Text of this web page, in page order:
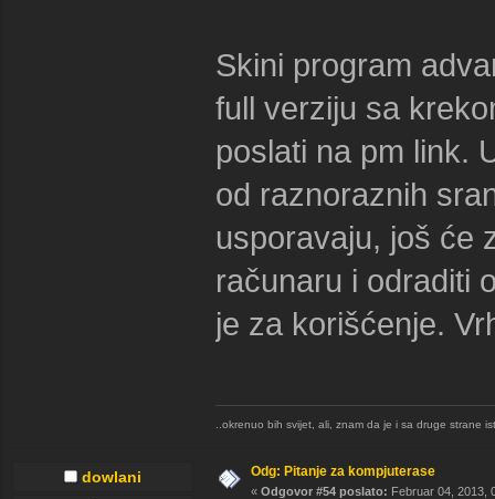
Skini program
full verziju sa
poslati na pm link.
od raznoraznih
usporavaju, još će
računaru i odraditi
je za korišćenje.
..okrenuo bih svijet, ali, znam da je i sa druge strane
dowlani Odg: Pitanje za kompjuterase
« Odgovor #54 poslato: Februar 04, 2013,